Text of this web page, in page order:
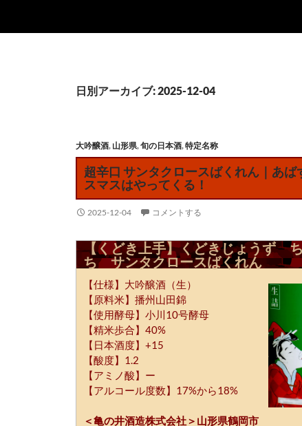
日別アーカイブ: 2025-12-04
大吟醸酒, 山形県,旬の日本酒,特定名称
超辛口 サンタクロースばくれん｜あば
スマスはやってくる！
2025-12-04 コメントする
【くどき上手】くどきじょうず
ち サンタクロースばくれん
【仕様】大吟醸酒（生）
【原料米】播州山田錦
【使用酵母】小川10号酵母
【精米歩合】40%
【日本酒度】+15
【酸度】1.2
【アミノ酸】ー
【アルコール度数】17%から18%
＜亀の井酒造株式会社＞山形県鶴岡市